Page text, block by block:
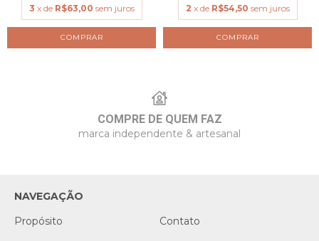
3 x de R$63,00 sem juros
COMPRAR
2 x de R$54,50 sem juros
COMPRAR
COMPRE DE QUEM FAZ
marca independente & artesanal
NAVEGAÇÃO
Propósito
Contato